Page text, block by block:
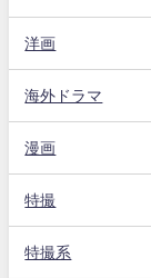
洋画
海外ドラマ
漫画
特撮
特撮系